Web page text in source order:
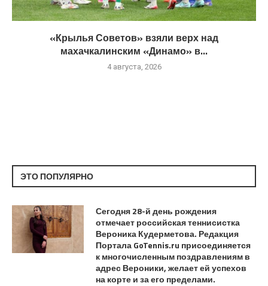
«Крылья Советов» взяли верх над
махачкалинским «Динамо» в...
4 августа, 2026
ЭТО ПОПУЛЯРНО
Сегодня 28-й день рождения
отмечает российская теннисистка
Вероника Кудерметова. Редакция
Портала GoTennis.ru присоединяется
к многочисленным поздравлениям в
адрес Вероники, желает ей успехов
на корте и за его пределами.